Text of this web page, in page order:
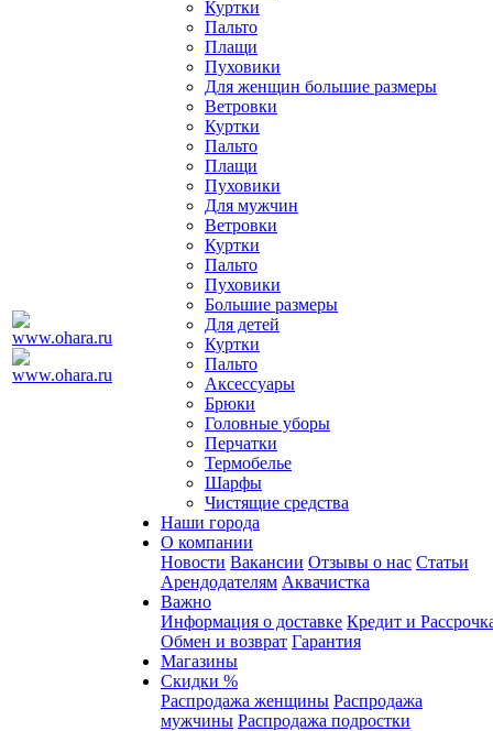
Куртки
Пальто
Плащи
Пуховики
Для женщин большие размеры
Ветровки
Куртки
Пальто
Плащи
Пуховики
Для мужчин
Ветровки
Куртки
Пальто
Пуховики
Большие размеры
Для детей
Куртки
Пальто
Аксессуары
Брюки
Головные уборы
Перчатки
Термобелье
Шарфы
Чистящие средства
Наши города
О компании
Новости Вакансии Отзывы о нас Статьи
Арендодателям Аквачистка
Важно
Информация о доставке Кредит и
Обмен и возврат Гарантия
Магазины
Скидки %
Распродажа женщины Распродажа
мужчины Распродажа подростки